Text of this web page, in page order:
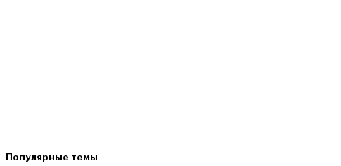
Популярные темы